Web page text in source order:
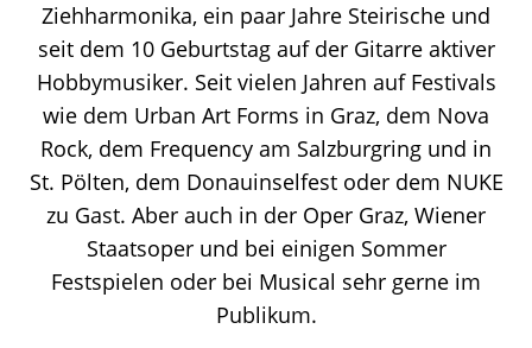
Ziehharmonika, ein paar Jahre Steirische und
seit dem 10 Geburtstag auf der Gitarre aktiver
Hobbymusiker. Seit vielen Jahren auf Festivals
wie dem Urban Art Forms in Graz, dem Nova
Rock, dem Frequency am Salzburgring und in
St. Pölten, dem Donauinselfest oder dem NUKE
zu Gast. Aber auch in der Oper Graz, Wiener
Staatsoper und bei einigen Sommer
Festspielen oder bei Musical sehr gerne im
Publikum.